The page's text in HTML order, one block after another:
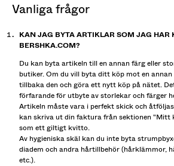
vanliga frågor
KAN JAG BYTA ARTIKLAR SOM JAG HAR
BERSHKA.COM?
Du kan byta artikeln till en annan färg eller
butiker. Om du vill byta ditt köp mot en
tillbaka den och göra ett nytt köp på nätet.
förfarande för utbyte av storlekar och färger
Artikeln måste vara i perfekt skick och
kan skriva ut din faktura från sektionen "Mitt
som ett giltigt kvitto.
Av hygieniska skäl kan du inte byta
diadem och andra hårtillbehör (hårklämmor,
etc.).